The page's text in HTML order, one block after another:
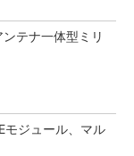
テナ一体型ミリ
モジュール、マル